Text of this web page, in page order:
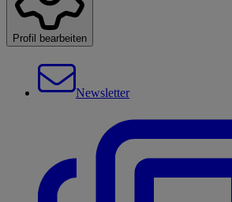
Profil bearbeiten
Newsletter